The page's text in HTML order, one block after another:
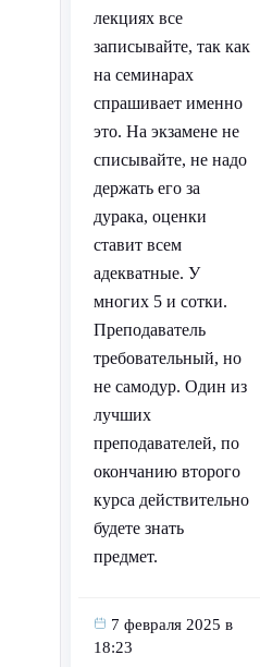
лекциях все
записывайте, так как
на семинарах
спрашивает именно
это. На экзамене не
списывайте, не надо
держать его за
дурака, оценки
ставит всем
адекватные. У
многих 5 и сотки.
Преподаватель
требовательный, но
не самодур. Один из
лучших
преподавателей, по
окончанию второго
курса действительно
будете знать
предмет.
7 февраля 2025 в
18:23